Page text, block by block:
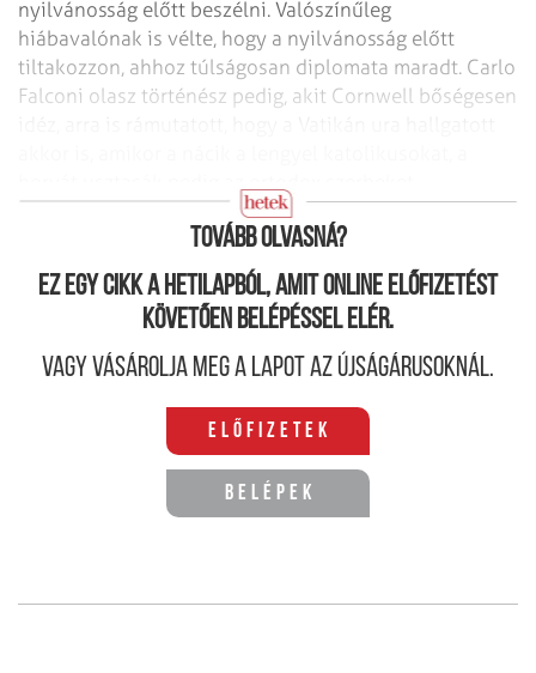
nyilvánosság előtt beszélni. Valószínűleg
hiábavalónak is vélte, hogy a nyilvánosság előtt
tiltakozzon, ahhoz túlságosan diplomata maradt. Carlo
Falconi olasz történész pedig, akit Cornwell bőségesen
mészárolták százezer számra.
Tovább olvasná?
Ez egy cikk a hetilapból, amit online előfizetést
követően belépéssel elér.
Vagy vásárolja meg a lapot az újságárusoknál.
Előfizetek
Belépek